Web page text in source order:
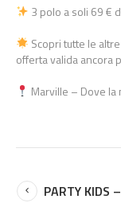
3 polo a soli 69 €
Scopri tutte le
offerta valida ancora
Marville – Dove la
PARTY KIDS